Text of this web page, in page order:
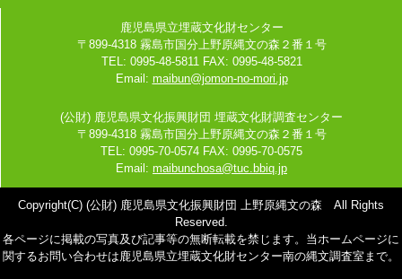
鹿児島県立埋蔵文化財センター
〒899-4318 霧島市国分上野原縄文の森２番１号
TEL: 0995-48-5811 FAX: 0995-48-5821
Email: maibun@jomon-no-mori.jp
(公財) 鹿児島県文化振興財団 埋蔵文化財調査センター
〒899-4318 霧島市国分上野原縄文の森２番１号
TEL: 0995-70-0574 FAX: 0995-70-0575
Email: maibunchosa@tuc.bbiq.jp
Copyright(C) (公財) 鹿児島県文化振興財団 上野原縄文の森 All Rights
Reserved.
各ページに掲載の写真及び記事等の無断転載を禁じます。当ホームページに
関するお問い合わせは鹿児島県立埋蔵文化財センター南の縄文調査室まで。